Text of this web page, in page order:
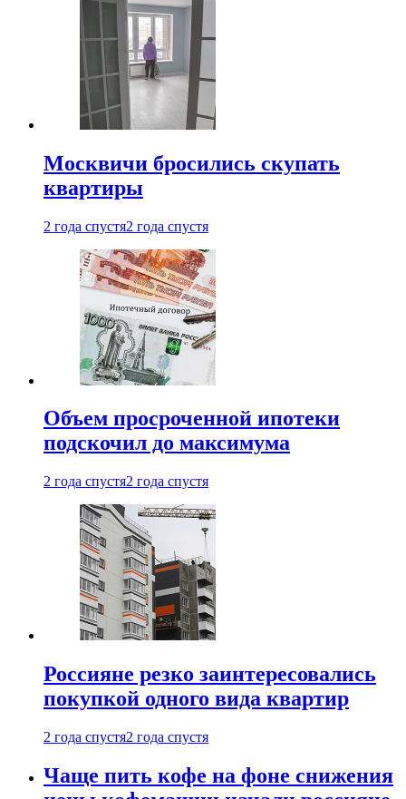
Москвичи бросились скупать
квартиры
2 года спустя2 года спустя
Объем просроченной ипотеки
подскочил до максимума
2 года спустя2 года спустя
Россияне резко заинтересовались
покупкой одного вида квартир
2 года спустя2 года спустя
Чаще пить кофе на фоне снижения